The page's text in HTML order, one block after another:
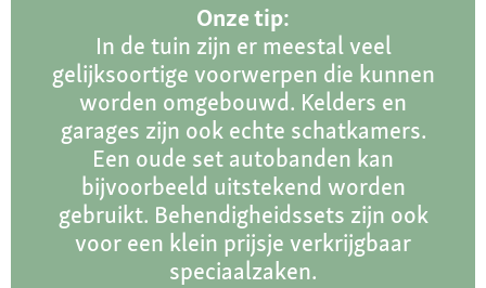
Onze tip:
In de tuin zijn er meestal veel
gelijksoortige voorwerpen die kunnen
worden omgebouwd. Kelders en
garages zijn ook echte schatkamers.
Een oude set autobanden kan
bijvoorbeeld uitstekend worden
gebruikt. Behendigheidssets zijn ook
voor een klein prijsje verkrijgbaar
speciaalzaken.